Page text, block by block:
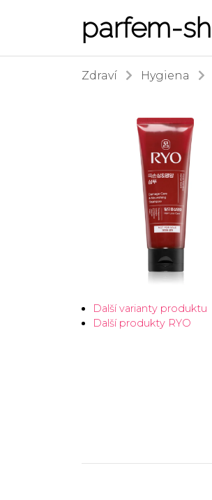
parfem-
Zdraví Hygiena
Další varianty produktu
Další produkty RYO